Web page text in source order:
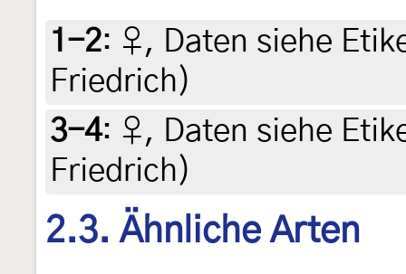
1-2: ♀, Daten siehe
Friedrich)
3-4: ♀, Daten siehe
Friedrich)
2.3. Ähnliche Arten